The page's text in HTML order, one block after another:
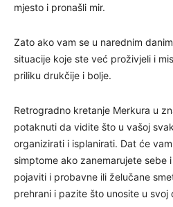
mjesto i pronašli mir.
Zato ako vam se u narednim
situacije koje ste već proživjeli i
priliku drukčije i bolje.
Retrogradno kretanje Merkura u
potaknuti da vidite što u vašoj
organizirati i isplanirati. Dat će
simptome ako zanemarujete sebe
pojaviti i probavne ili želučane
prehrani i pazite što unosite u svoj